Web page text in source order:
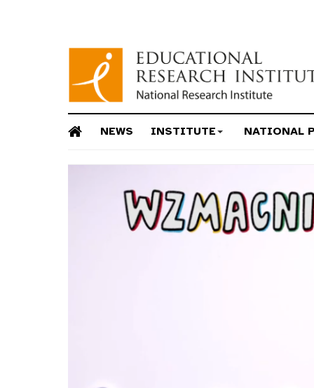
NEWS INSTITUTE NATIONAL